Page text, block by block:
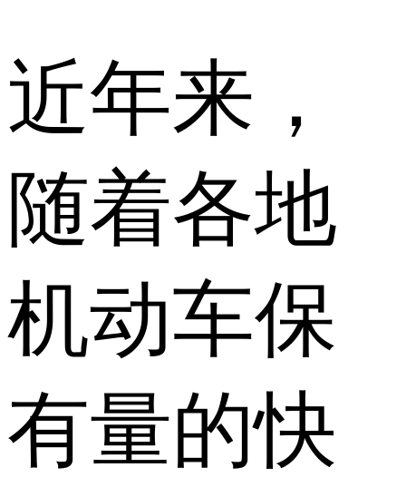
近年来，
随着各地
机动车保
有量的快